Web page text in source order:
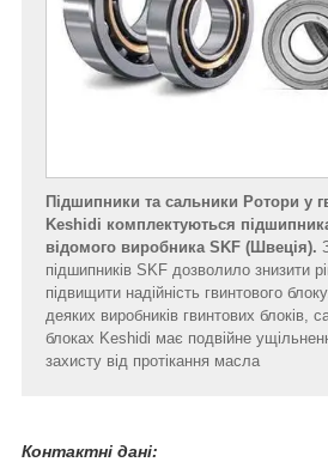
Підшипники та сальники Ротори у
Keshidi комплектуються
відомого виробника SKF (Швеція).
підшипників SKF дозволило знизити
підвищити надійність гвинтового
деяких виробників гвинтових блоків,
блоках Keshidi має подвійне
захисту від протікання масла
Контактні дані: